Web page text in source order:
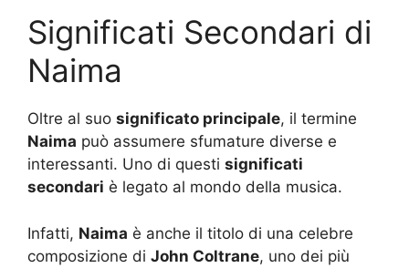
Significati Secondari di
Naima
Oltre al suo significato principale, il termine
Naima può assumere sfumature diverse e
interessanti. Uno di questi significati
secondari è legato al mondo della musica.
Infatti, Naima è anche il titolo di una celebre
composizione di John Coltrane, uno dei più